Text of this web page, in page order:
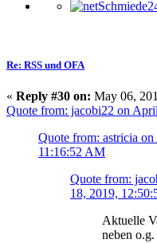
Re: RSS und OFA
« Reply #30 on: May 06,
Quote from: jacobi22 on
Quote from: astricia
11:16:52 AM
Quote from:
18, 2019,
Aktuelle
neben o.g.